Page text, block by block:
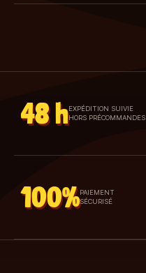
48 h EXPÉDITION SUIVIE
HORS PRÉCOMMANDES
100% PAIEMENT
SÉCURISÉ